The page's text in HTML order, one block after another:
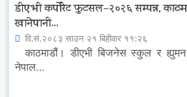
डीएभी कर्पोरेट फुटसल–२०२६ सम्पन्न,
खानेपानी...
वि.सं.२०८३ साउन २१ बिहीवार ११:२६
काठमाडौं। डीएभी बिजनेस स्कुल र ह्युमन
नेपाल...